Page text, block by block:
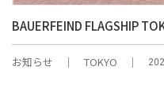
BAUERFEIND FLAGSHIP
お知らせ TOKYO